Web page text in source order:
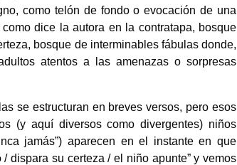
como telón de fondo o evocación de una
dice la autora en la contratapa, bosque
bosque de interminables fábulas donde,
atentos a las amenazas o sorpresas
se estructuran en breves versos, pero esos
(y aquí diversos como divergentes) niños
jamás”) aparecen en el instante en que
dispara su certeza / el niño apunte” y vemos